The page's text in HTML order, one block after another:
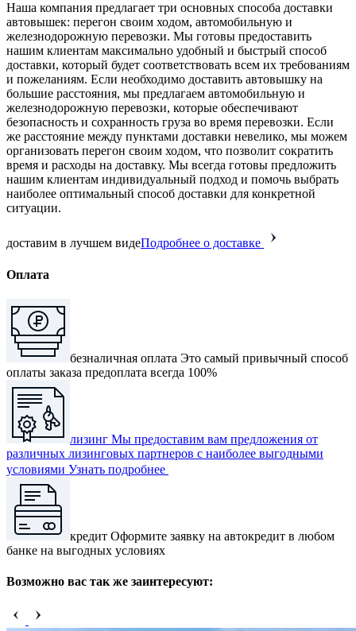
Наша компания предлагает три основных способа доставки
автовышек: перегон своим ходом, автомобильную и
железнодорожную перевозки. Мы готовы предоставить
нашим клиентам максимально удобный и быстрый способ
доставки, который будет соответствовать всем их требованиям
и пожеланиям. Если необходимо доставить автовышку на
большие расстояния, мы предлагаем автомобильную и
железнодорожную перевозки, которые обеспечивают
безопасность и сохранность груза во время перевозки. Если
же расстояние между пунктами доставки невелико, мы можем
организовать перегон своим ходом, что позволит сократить
время и расходы на доставку. Мы всегда готовы предложить
нашим клиентам индивидуальный подход и помочь выбрать
наиболее оптимальный способ доставки для конкретной
ситуации.
доставим в лучшем видеПодробнее о доставке
Оплата
безналичная оплата Это самый привычный способ
оплаты заказа предоплата всегда 100%
лизинг Мы предоставим вам предложения от
различных лизинговых партнеров с наиболее выгодными
условиями Узнать подробнее
кредит Оформите заявку на автокредит в любом
банке на выгодных условиях
Возможно вас так же заинтересуют: